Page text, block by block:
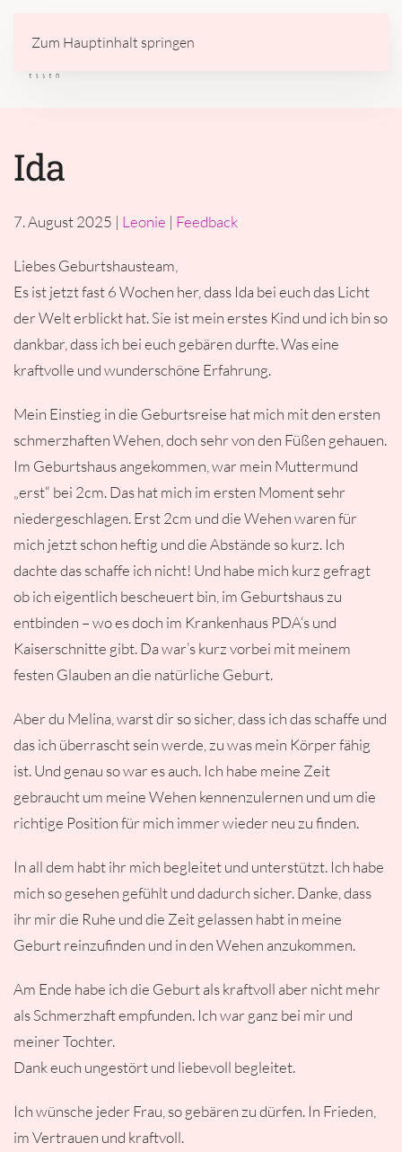
Zum Hauptinhalt springen
Ida
7. August 2025 | Leonie | Feedback
Liebes Geburtshausteam,
Es ist jetzt fast 6 Wochen her, dass Ida bei euch das Licht
der Welt erblickt hat. Sie ist mein erstes Kind und ich bin so
dankbar, dass ich bei euch gebären durfte. Was eine
kraftvolle und wunderschöne Erfahrung.
Mein Einstieg in die Geburtsreise hat mich mit den ersten
schmerzhaften Wehen, doch sehr von den Füßen gehauen.
Im Geburtshaus angekommen, war mein Muttermund
„erst“ bei 2cm. Das hat mich im ersten Moment sehr
niedergeschlagen. Erst 2cm und die Wehen waren für
mich jetzt schon heftig und die Abstände so kurz. Ich
dachte das schaffe ich nicht! Und habe mich kurz gefragt
ob ich eigentlich bescheuert bin, im Geburtshaus zu
entbinden – wo es doch im Krankenhaus PDA‘s und
Kaiserschnitte gibt. Da war’s kurz vorbei mit meinem
festen Glauben an die natürliche Geburt.
Aber du Melina, warst dir so sicher, dass ich das schaffe und
das ich überrascht sein werde, zu was mein Körper fähig
ist. Und genau so war es auch. Ich habe meine Zeit
gebraucht um meine Wehen kennenzulernen und um die
richtige Position für mich immer wieder neu zu finden.
In all dem habt ihr mich begleitet und unterstützt. Ich habe
mich so gesehen gefühlt und dadurch sicher. Danke, dass
ihr mir die Ruhe und die Zeit gelassen habt in meine
Geburt reinzufinden und in den Wehen anzukommen.
Am Ende habe ich die Geburt als kraftvoll aber nicht mehr
als Schmerzhaft empfunden. Ich war ganz bei mir und
meiner Tochter.
Dank euch ungestört und liebevoll begleitet.
Ich wünsche jeder Frau, so gebären zu dürfen. In Frieden,
im Vertrauen und kraftvoll.